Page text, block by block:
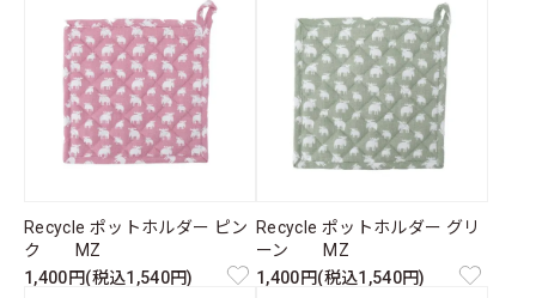
Recycle ポットホルダー ピン
ク MZ
1,400円(税込1,540円)
Recycle ポットホルダー グリ
ーン MZ
1,400円(税込1,540円)